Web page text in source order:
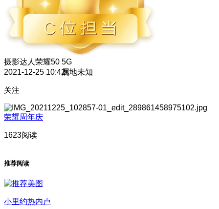
摄影达人 荣耀50 5G
2021-12-25 10:42属地未知
关注
荣耀周年庆
1623阅读
推荐阅读
小里约热内卢